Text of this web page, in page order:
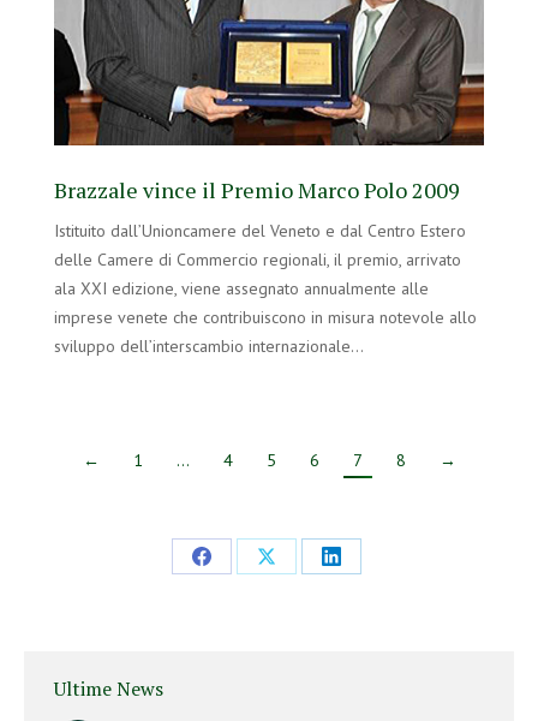
Brazzale vince il Premio Marco Polo 2009
Istituito dall’Unioncamere del Veneto e dal Centro Estero
delle Camere di Commercio regionali, il premio, arrivato
ala XXI edizione, viene assegnato annualmente alle
imprese venete che contribuiscono in misura notevole allo
sviluppo dell’interscambio internazionale…
← 1 … 4 5 6 7 8 →
Ultime News